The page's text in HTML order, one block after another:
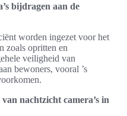
bijdragen aan de
worden ingezet voor het
zoals opritten en
veiligheid van
bewoners, vooral ’s
nachtzicht camera’s in